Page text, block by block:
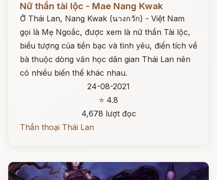
Nữ thần tài lộc - Mae Nang Kwak
Ở Thái Lan, Nang Kwak (นางกวัก) - Việt Nam
gọi là Mẹ Ngoắc, được xem là nữ thần Tài lộc,
biểu tượng của tiền bạc và tình yêu, điển tích về
bà thuộc dòng văn học dân gian Thái Lan nên
có nhiều biến thể khác nhau.
24-08-2021
⭐ 4.8
4,678 lượt đọc
Thần thoại Thái Lan